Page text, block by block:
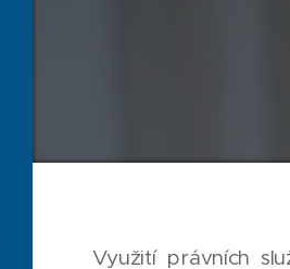
Využití právních